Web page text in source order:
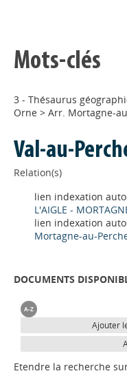
Mots-clés
3 - Thésaurus
Orne > Arr. Mortagne-
Val-au-
Relation(s)
lien indexation
L'AIGLE -
lien indexation
Mortagne-au-
DOCUMENTS
Ajouter
Etendre la recherche